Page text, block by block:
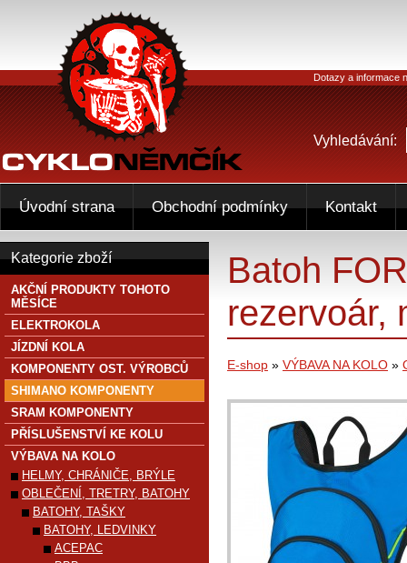
Batoh
rezervoár,
E-shop » VÝBAVA NA KOLO »
Kategorie zboží
AKČNÍ PRODUKTY TOHOTO
MĚSÍCE
ELEKTROKOLA
JÍZDNÍ KOLA
KOMPONENTY OST. VÝROBCŮ
SHIMANO KOMPONENTY
SRAM KOMPONENTY
PŘÍSLUŠENSTVÍ KE KOLU
VÝBAVA NA KOLO
HELMY, CHRÁNIČE, BRÝLE
OBLEČENÍ, TRETRY, BATOHY
BATOHY, TAŠKY
BATOHY, LEDVINKY
ACEPAC
Dotazy a informace
Vyhledávání:
Úvodní strana Obchodní podmínky Kontakt